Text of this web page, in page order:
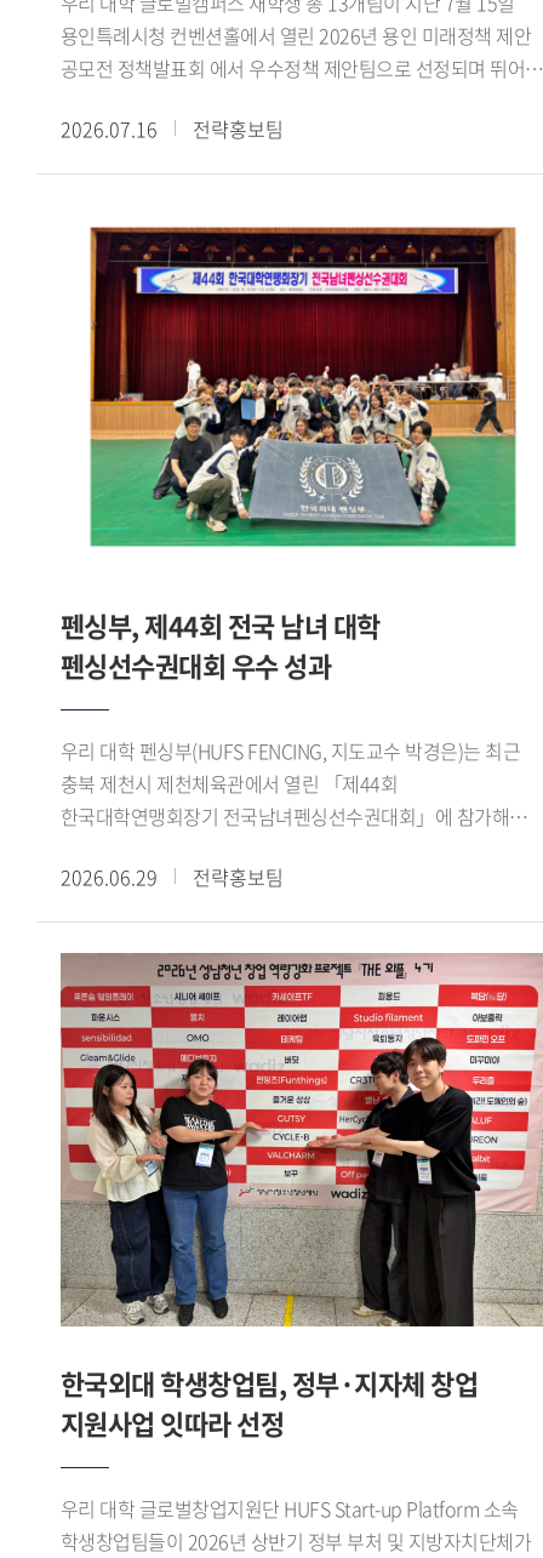
수료했더라고요. 활동하면서 강의실에서 이론으로만 접하던
내용을 현장에서 몸소 겪고, 낯설고 어색한 순간도 많았습니다.
그럼에도 해외에 나가 바이어들과 직접 상담을 하고 억 단위 큰
규모의 거래를 협상하고 계약을 완료한 경험은 정말 큰 도움이
있었습니다.- GTEP사업단 활동을 돌이켜봤을 때 가장 기억에
남는 부분이 있다면 무엇입니까?팀 전시회가 가장 기억에
남습니다. GTEP에 선발되면 팀별로 수출을 도와줄 업체를 직접
찾아 전시회까지 전부 기획해야 합니다. 초면인 사람들과 이런
큰 프로젝트를 맡게 돼 서로 어색하기도 했고, 다들 처음 해보는
일이라 참 난감했습니다. 그래도 함께 의견 나누면서 어떤
제품을, 어느 나라에, 어떤 전략으로, 어떻게 수출할지 정해
나갔습니다. 그렇게 기업 발굴부터 전시회 준비와 부스 디자인,
사후관리까지 해내며 저희 팀과 기업 모두 만족할 수준의
성과를 냈습니다. 성취감과 더불어 감동적이기까지 했던
태국인 바이어들과 소통했던 경험도 특별했습니다. 우리
대학에서 공부하며 태국의 문화적 배경 지식을 쌓고 어학
수준을 높인 상태로 전시회에 참여해서인지 태국인 바이어들이
즐겁게 소통할 수 있었습니다. 전시회를 마칠 때는 제
개인번호를 물어볼 정도로 친해졌습니다. 한국외대를 통해
제가 성장했음을 실감한 순간이었습니다. - 이번 활동이
진로설정에 어떤 영향을 줬을지 궁금합니다.GTEP 활동을 통해
가능성을 피부로 체감한 계기였습니다. 이후 GTEP을 통해
현재는 한국에서 무슬림이 편하게 생활하도록 돕는
라이프스타일 앱을 개발하는 스타트업을 창업했습니다. 국내에
거주하는 무슬림은 전국에 흩어져있는데 이들이 편리하게
쇼핑을 하고 커뮤니티를 이어갈 수 있는 서비스를 제공하려
합니다. 앱은 7월경 출시를 목표로 하고 있습니다. 이처럼 제가
창업에 도전하고 진로를 개척하는 데 GTEP의 역할이 꽤 컸다고
생각합니다. - 앞으로의 계획을 들려주세요. 현재 HUFS Start-
up platform에 입주해 교내 창업지원단의 도움을 받아 창업한
상태입니다. 얼마 전에는 교육부에서 주관하는 학생
창업유망팀 300+ 에 선정돼, 창업을 한 단계씩 발전시켜 나가고
있습니다. 이를 계속 발전시켜 국내 거주 무슬림을 위한 앱은
물론 최종적으로는 국내기업이 할랄 시장에 쉽게 진출하도록
교두보 역할을 해내고 싶습니다. GTEP을 통해 배운 것을
기반으로 차근차근 나아가면 좋은 결과를 얻을 수 있을 거라
믿습니다. ※ 해당 인터뷰는 아래 Global HUFS 여름호 E-
book을 통해서도 확인하실 수 있습니다(p.16-17)https://e-
book.hufs.ac.kr/20260623_135256/
용인특례시청 컨벤션홀에서 열린 2026년 용인 미래정책 제안
공모전 정책발표회 에서 우수정책 제안팀으로 선정되며 뛰어난
용인특례시가 주최한 이번 공모전은 미래사회의 주역인
청년들의 창의적인 아이디어를 발굴하고 이를 용인시의 미래
문화 관광, 도시 교통, 기후 환경, 교육 복지 등 용인시의 주요
현안과 관련된 정책을 제안했다.우리 대학 참가팀들은
용인시의 지역문화 보존과 관광 활성화, 고령층의 디지털 격차
해소, 데이터 기반 로컬 관광 플랫폼 등 지역사회가 직면한
다양한 현안을 주제로 정책을 발표했다. 특히 우리 대학 잇용
(팀장 지은비, 융합인재학부) 참가팀이 제안한 용인 무형유산
실감형 전승 콘텐츠 개발 방법 정책은 용인시산업진흥원이
추진 중인 첨단기술 융합실증사업 과 연계해 현장 실증을 통해
현장 적용 가능성을 검증하고, 향후 정책에 반영할 방침이다.
참가 학생들은 지난 4월부터 6월까지 약 3개월간 민 관 협력
용인시정연구원 등 분야별 전문가들의 검토와 자문을 바탕으로
정책의 타당성과 실현 가능성을 높였다.이번 공모전에서는
정책의 창의성, 타당성, 효과성, 실현 가능성 등을 종합적으로
현안에 접목하고, 실제 행정 현장에 적용할 수 있는 구체적인
실행 방안을 제시해 우수한 평가를 받았다.이번 성과는 우리
대학 학생들이 지역사회의 문화, 복지, 관광 문제를 청년의
점에서 의미가 있다. 학생들이 대학에서 쌓은 전공 역량과
창의적 사고를 지역사회 문제 해결에 적용하며 정책 기획
능력과 현장 실무 역량을 보여줬다는 평가다.한편,
용인특례시는 현장 적용 가능성이 높은 우수 정책을 관련
사업과 연계해 실증하고, 검토 결과를 바탕으로 실제 정책에
반영할 계획이다. 이를 통해 청년들이 제안한 아이디어가
지역사회의 변화를 이끄는 실질적인 정책으로 발전할 수
있도록 지원할 예정이다.
2026.07.16 전략홍보팀
펜싱부, 제44회 전국 남녀 대학
펜싱선수권대회 우수 성과
우리 대학 펜싱부(HUFS FENCING, 지도교수 박경은)는 최근
충북 제천시 제천체육관에서 열린 「제44회
한국대학연맹회장기 전국남녀펜싱선수권대회」에 참가해
성적을 거두었다.이번 대회는 한국대학펜싱연맹이 주최하고
제천시와 제천시체육회가 후원한 전국 규모의 대회로, 전국
38개 대학 선수부와 40개 대학 동아리부 등 총 647명이
참가했다. 우리 대학에서는 선수 29명이 출전해 뛰어난 기량과
팀워크를 바탕으로 여러 종목에서 입상하며 우수한 경쟁력을
보여주었다.여자 플뢰레 단체전에서는 김지성(영미문학 문화
22), 최예진(체코 슬로바키아 22), Hortense(국제학 23), 김은
(영미문학 문화 23) 학생이 팀을 이뤄 우승을 차지했다.
개인전에서도 우수한 성과가 이어졌다. 김지성(영미문학 문화
22) 학생이 여자 플뢰레 개인전 준우승을 차지했으며, 이기령
(중국외교통상 22) 학생은 남자 플뢰레 개인전 3위, 이유종
(정치외교 24) 학생은 남자 에페 개인전 3위에 올랐다. 이나래
(LD 24) 학생도 여자 플뢰레 개인전 5위를 기록하며 좋은
성적을 거두었다.이번 대회를 통해 우리 대학 펜싱부는
무대에서 경쟁력을 다시 한번 입증했다.1960년대 활동 이후
재건된 우리 대학 펜싱부는 전국 규모의 각종 대회에서 꾸준히
성과를 이어오고 있다. 선수들은 이번 대회를 발판으로
앞으로도 지속적인 훈련과 팀워크를 바탕으로 좋은 경기력을
선보일 계획이다.
2026.06.29 전략홍보팀
한국외대 학생창업팀, 정부·지자체 창업
지원사업 잇따라 선정
우리 대학 글로벌창업지원단 HUFS Start-up Platform 소속
학생창업팀들이 2026년 상반기 정부 부처 및 지방자치단체가